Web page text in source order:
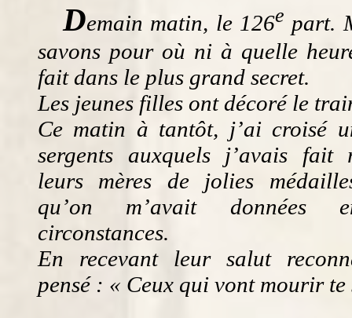
Demain matin, le 126e part.
savons pour où ni à quelle
fait dans le plus grand secret.
Les jeunes filles ont décoré le
Ce matin à tantôt, j’ai croisé
sergents auxquels j’avais fait
leurs mères de jolies
qu’on m’avait données
circonstances.
En recevant leur salut
pensé : « Ceux qui vont mourir te